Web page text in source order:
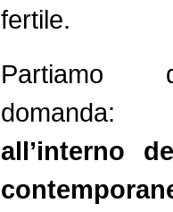
fertile.
Partiamo
all’interno